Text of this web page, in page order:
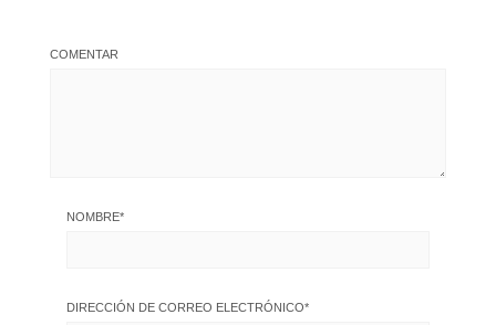
COMENTAR
NOMBRE*
DIRECCIÓN DE CORREO ELECTRÓNICO*